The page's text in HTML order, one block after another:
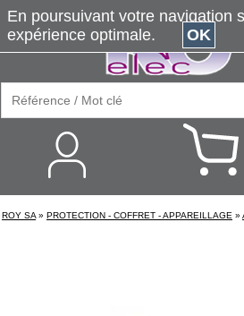
ROY SA » PROTECTION - COFFRET - APPAREILLAGE »
En poursuivant votre navigation
expérience optimale.
OK